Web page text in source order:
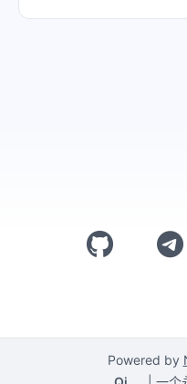
Powered by